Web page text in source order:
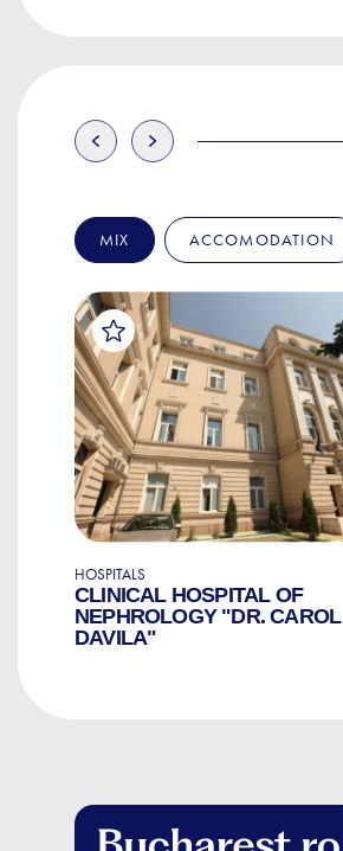
MIX ACCOMODATION
HOSPITALS
CLINICAL HOSPITAL OF
NEPHROLOGY "DR. CAROL
DAVILA"